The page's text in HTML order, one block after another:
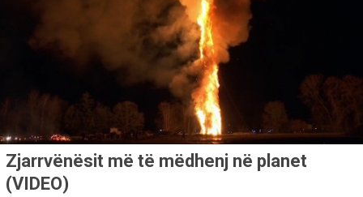
Zjarrvënësit më të mëdhenj në planet
(VIDEO)